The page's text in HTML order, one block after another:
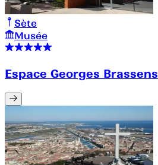
Sète
Musée
Espace Georges Brassens